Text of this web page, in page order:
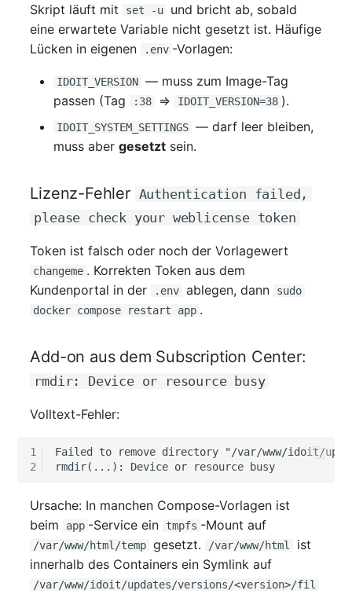
Skript läuft mit
set -u
und bricht ab, sobald
eine erwartete Variable nicht gesetzt ist. Häufige
Lücken in eigenen
.env -Vorlagen:
IDOIT_VERSION — muss zum Image-Tag
passen (Tag
:38 ⇒ IDOIT_VERSION=38 ).
IDOIT_SYSTEM_SETTINGS — darf leer bleiben,
muss abergesetzt sein.
Lizenz-Fehler Authentication failed,
please check your weblicense token
Token ist falsch oder noch der Vorlagewert
changeme . Korrekten Token aus dem
Kundenportal in der
.env ablegen, dann
sudo
docker compose restart app .
Add-on aus dem Subscription Center:
rmdir: Device or resource busy
Volltext-Fehler:
1
2
Failed to remove directory "/var/www/idoit/
Ursache: In manchen Compose-Vorlagen ist
beim
app -Service ein tmpfs -Mount auf
/var/www/html/temp gesetzt. /var/www/html
ist
innerhalb des Containers ein Symlink auf
/var/www/idoit/updates/versions/<version>/fil